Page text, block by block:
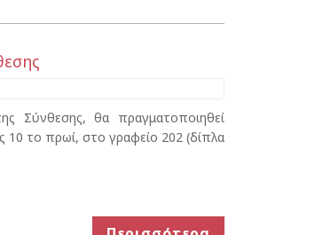
Σύνθεσης, θα πραγματοποιηθεί
10 το πρωί, στο γραφείο 202 (δίπλα